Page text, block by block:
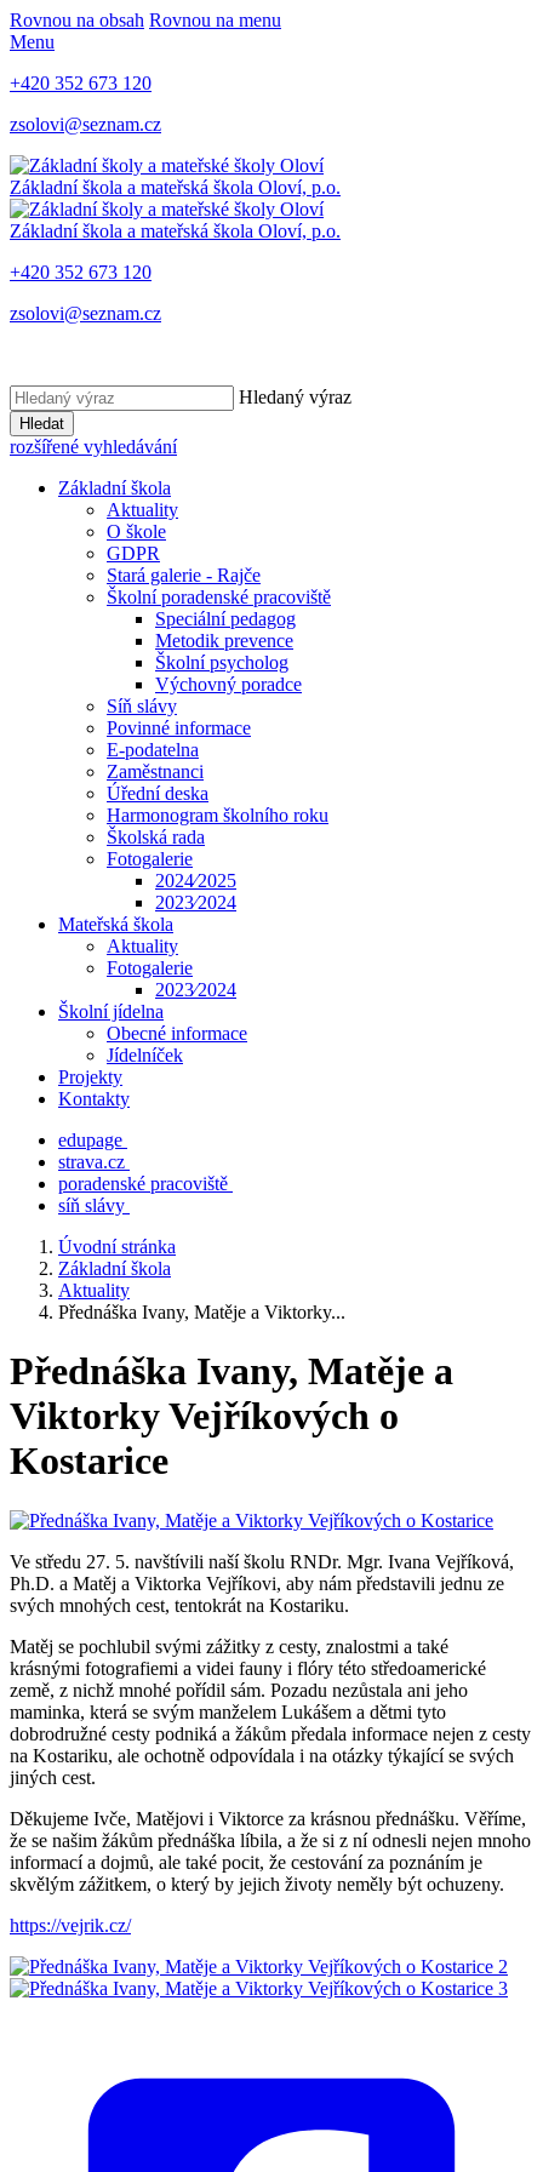
Rovnou na obsah Rovnou na menu
Menu
+420 352 673 120
zsolovi@seznam.cz
Základní škola a mateřská škola Oloví, p.o.
Základní škola a mateřská škola Oloví, p.o.
+420 352 673 120
zsolovi@seznam.cz
Hledaný výraz
Hledat
rozšířené vyhledávání
Základní škola
Aktuality
O škole
GDPR
Stará galerie - Rajče
Školní poradenské pracoviště
Speciální pedagog
Metodik prevence
Školní psycholog
Výchovný poradce
Síň slávy
Povinné informace
E-podatelna
Zaměstnanci
Úřední deska
Harmonogram školního roku
Školská rada
Fotogalerie
2024⁄2025
2023⁄2024
Mateřská škola
Aktuality
Fotogalerie
2023⁄2024
Školní jídelna
Obecné informace
Jídelníček
Projekty
Kontakty
edupage
strava.cz
poradenské pracoviště
síň slávy
Úvodní stránka
Základní škola
Aktuality
Přednáška Ivany, Matěje a Viktorky...
Přednáška Ivany, Matěje a
Viktorky Vejříkových o
Kostarice
Ve středu 27. 5. navštívili naší školu RNDr. Mgr. Ivana Vejříková,
Ph.D. a Matěj a Viktorka Vejříkovi, aby nám představili jednu ze
svých mnohých cest, tentokrát na Kostariku.
Matěj se pochlubil svými zážitky z cesty, znalostmi a také
krásnými fotografiemi a videi fauny i flóry této středoamerické
země, z nichž mnohé pořídil sám. Pozadu nezůstala ani jeho
maminka, která se svým manželem Lukášem a dětmi tyto
dobrodružné cesty podniká a žákům předala informace nejen z cesty
na Kostariku, ale ochotně odpovídala i na otázky týkající se svých
jiných cest.
Děkujeme Ivče, Matějovi i Viktorce za krásnou přednášku. Věříme,
že se našim žákům přednáška líbila, a že si z ní odnesli nejen mnoho
informací a dojmů, ale také pocit, že cestování za poznáním je
skvělým zážitkem, o který by jejich životy neměly být ochuzeny.
https://vejrik.cz/